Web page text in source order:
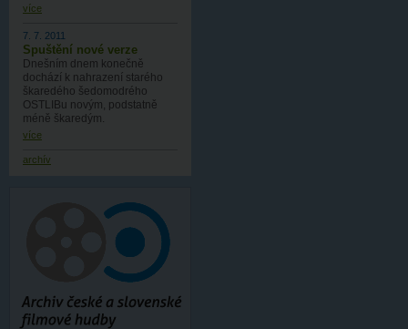
více
7. 7. 2011
Spuštění nové verze
Dnešním dnem konečně
dochází k nahrazení starého
škaredého šedomodrého
OSTLIBu novým, podstatně
méně škaredým.
více
archív